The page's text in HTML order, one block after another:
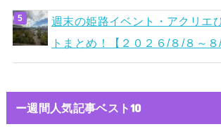
週末の姫路イベント・アクリエ
トまとめ！【２０２６/８/８～８/
ー週間人気記事ベスト10